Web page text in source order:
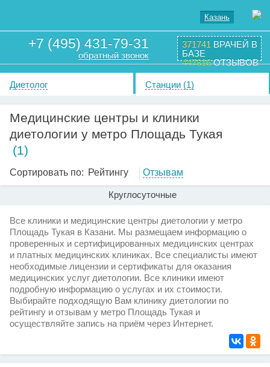
Казань
+7 (495) 431-79-31
обратный звонок
371741 ВРАЧЕЙ В
БАЗЕ
447816ОТЗЫВОВ
Диетолог Станции (1)
Медицинские центры и клиники
диетологии у метро Площадь Тукая
(1)
Сортировать по: Рейтингу Отзывам
Круглосуточные
Все клиники и медицинские центры диетологии у метро
Площадь Тукая в Казани. Мы размещаем информацию о
проверенных и сертифицированных медицинских центрах
и платных медицинских клиниках. Все специалисты имеют
необходимые лицензии и сертификаты для оказания
медицинских услуг диетологии. Все клиники имеют
подробную информацию о услугах и их стоимости.
Выбирайте подходящую Вам клинику диетологии по
рейтингу и отзывам у метро Площадь Тукая и
осуществляйте запись на приём через Интернет.